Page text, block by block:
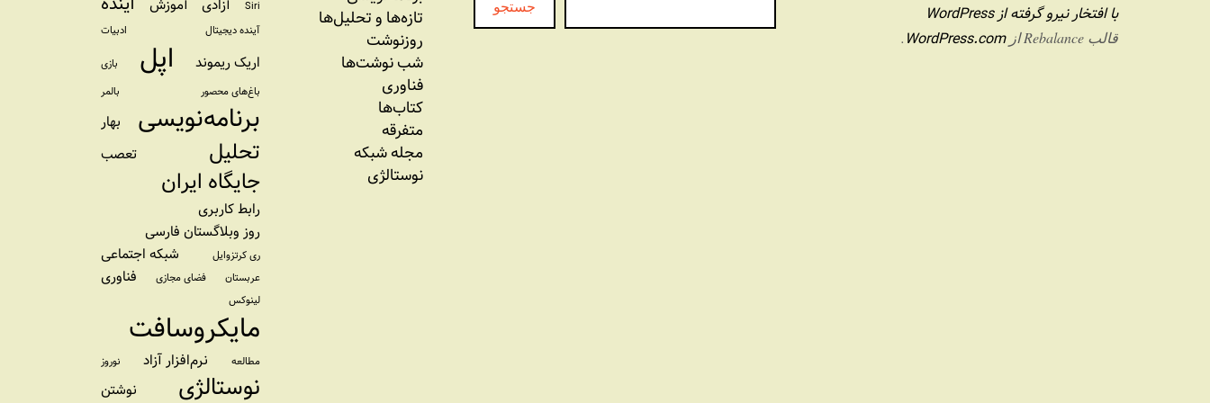
جستجو
تازه‌‌ها و تحلیل‌ها
روزنوشت
شب نوشت‌ها
فناوری
کتاب‌ها
متفرقه
مجله شبکه
نوستالژی
Siri
آینده دیجیتال ادبیات
اریک ریموند اپل
بازی
باغ‌های محصور
بالمر
برنامه‌نویسی بهار
تحلیل تعصب
جایگاه ایران
رابط کاربری
روز وبلاگستان فارسی
ری کرتزوایل شبکه اجتماعی
عربستان فضای مجازی فناوری
لینوکس
مایکروسافت
مطالعه نرم‌افزار آزاد نوروز
نوستالژی نوشتن
با افتخار نیرو گرفته از WordPress
قالب Rebalance از WordPress.com
.